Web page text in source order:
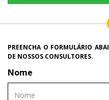
PREENCHA O FORMULÁRIO
DE NOSSOS CONSULTORES.
Nome